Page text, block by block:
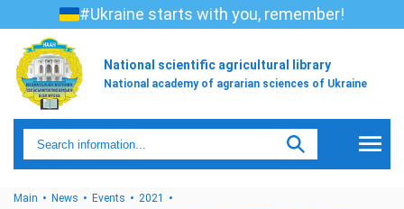
#Ukraine starts with you, remember!
National scientific agricultural library
National academy of agrarian sciences of Ukraine
Main News Events
2021